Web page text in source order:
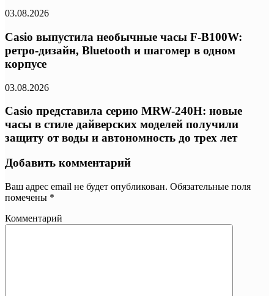
03.08.2026
Casio выпустила необычные часы F-B100W:
ретро-дизайн, Bluetooth и шагомер в одном
корпусе
03.08.2026
Casio представила серию MRW-240H: новые
часы в стиле дайверских моделей получили
защиту от воды и автономность до трех лет
Добавить комментарий
Ваш адрес email не будет опубликован. Обязательные поля
помечены *
Комментарий